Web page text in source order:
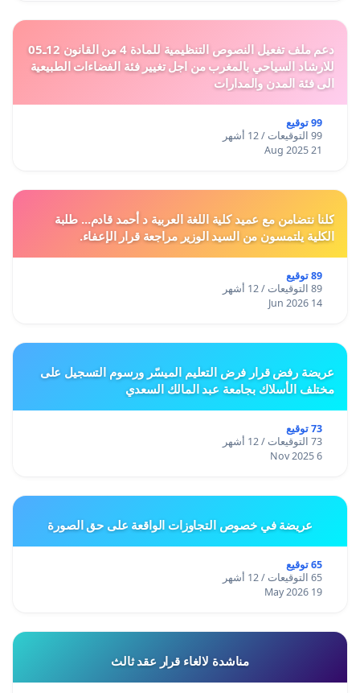
دعم ملف تفعيل النصوص التنظيمية للمادة 4 من القانون 12ـ05
للارشاد السياحي بالمغرب من اجل تغيير فئة الفضاءات الطبيعية
الى فئة المدن والمدارات
99 توقيع
99 التوقيعات / 12 أشهر
21 Aug 2025
كلنا نتضامن مع عميد كلية اللغة العربية د أحمد قادم... طلبة
الكلية يلتمسون من السيد الوزير مراجعة قرار الإعفاء.
89 توقيع
89 التوقيعات / 12 أشهر
14 Jun 2026
عريضة رفض قرار فرض التعليم الميسّر ورسوم التسجيل على
مختلف الأسلاك بجامعة عبد المالك السعدي
73 توقيع
73 التوقيعات / 12 أشهر
6 Nov 2025
عريضة في خصوص التجاوزات الواقعة على حق الصورة
65 توقيع
65 التوقيعات / 12 أشهر
19 May 2026
مناشدة لالغاء قرار عقد ثالث